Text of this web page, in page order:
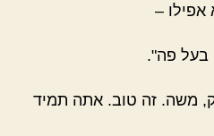
–
בעל פה".
משה. זה טוב. אתה תמיד